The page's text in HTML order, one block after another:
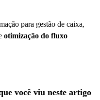
para gestão de caixa,
otimização do fluxo
você viu neste artigo